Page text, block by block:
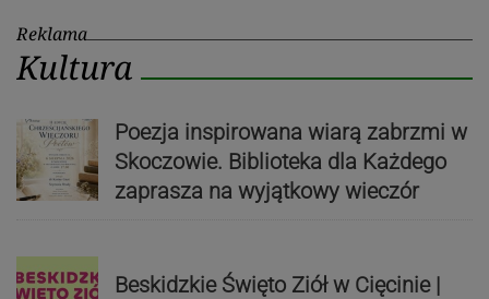
Reklama
Kultura
Poezja inspirowana wiarą zabrzmi w
Skoczowie. Biblioteka dla Każdego
zaprasza na wyjątkowy wieczór
Beskidzkie Święto Ziół w Cięcinie |